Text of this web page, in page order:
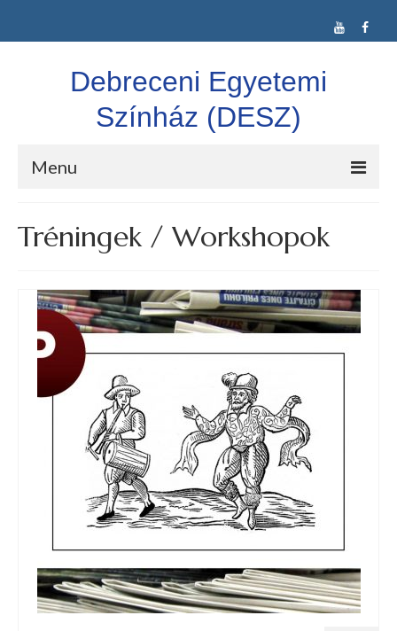
Debreceni Egyetemi
Színház (DESZ)
Menu
Alkalmi Társulat
Színláz Társulat
Confuse-A-Cat Ltd.
Vígkarma
Idegen nyelvű színjátszás
Fesztiválok
Meghívott előadások
Tréningek / Workshopok
DESZ blog
Tréningek / Workshopok